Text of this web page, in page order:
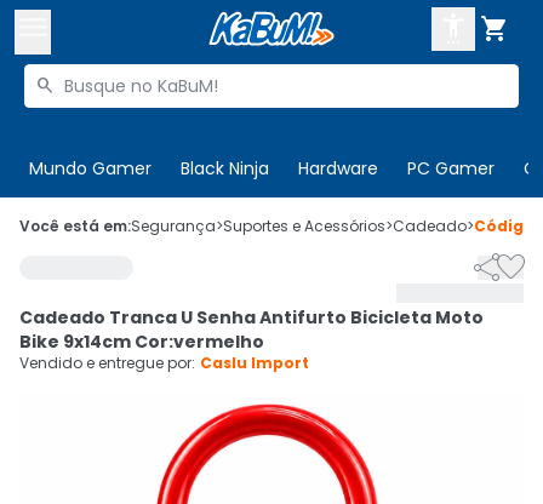

Buscar produtos

Mundo Gamer Black Ninja Hardware PC Gamer
 Olá. Acesse sua conta
 Cupons
Ativar tradutor em libras
CADASTRE-SE
Você está em:Segurança>Suportes e Acessórios>Cadeado>Código

Cadeado Tranca U Senha Antifurto Bicicleta Moto
Bike 9x14cm Cor:vermelho
Vendido e entregue por: Caslu Import